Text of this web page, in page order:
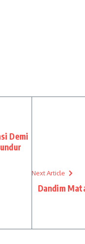
Demi
Next Article
Dandim